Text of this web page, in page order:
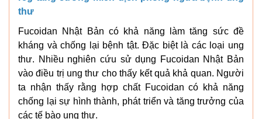
thư
Fucoidan Nhật Bản có khả năng làm tăng sức đề
kháng và chống lại bệnh tật. Đặc biệt là các loại ung
thư. Nhiều nghiên cứu sử dụng Fucoidan Nhật Bản
vào điều trị ung thư cho thấy kết quả khả quan. Người
ta nhận thấy rằng hợp chất Fucoidan có khả năng
chống lại sự hình thành, phát triển và tăng trưởng của
các tế bào ung thư.